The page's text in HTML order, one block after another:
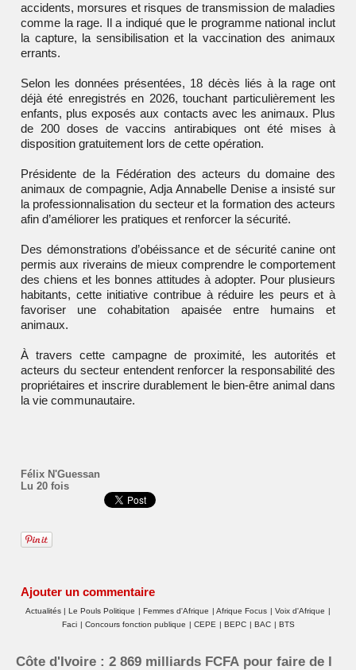
accidents, morsures et risques de transmission de maladies
comme la rage. Il a indiqué que le programme national inclut
la capture, la sensibilisation et la vaccination des animaux
errants.
Selon les données présentées, 18 décès liés à la rage ont
déjà été enregistrés en 2026, touchant particulièrement les
enfants, plus exposés aux contacts avec les animaux. Plus
de 200 doses de vaccins antirabiques ont été mises à
disposition gratuitement lors de cette opération.
Présidente de la Fédération des acteurs du domaine des
animaux de compagnie, Adja Annabelle Denise a insisté sur
la professionnalisation du secteur et la formation des acteurs
afin d’améliorer les pratiques et renforcer la sécurité.
Des démonstrations d’obéissance et de sécurité canine ont
permis aux riverains de mieux comprendre le comportement
des chiens et les bonnes attitudes à adopter. Pour plusieurs
habitants, cette initiative contribue à réduire les peurs et à
favoriser une cohabitation apaisée entre humains et
animaux.
À travers cette campagne de proximité, les autorités et
acteurs du secteur entendent renforcer la responsabilité des
propriétaires et inscrire durablement le bien-être animal dans
la vie communautaire.
Félix N'Guessan
Lu 20 fois
Ajouter un commentaire
Actualités | Le Pouls Politique | Femmes d'Afrique | Afrique Focus | Voix d'Afrique |
Faci | Concours fonction publique | CEPE | BEPC | BAC | BTS
Côte d'Ivoire : 2 869 milliards FCFA pour faire de l